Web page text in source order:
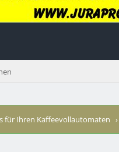
für Ihren Kaffeevollautomaten ›